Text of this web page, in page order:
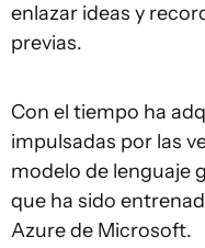
enlazar ideas y
previas.
Con el tiempo ha
impulsadas por las
modelo de lenguaje
que ha sido
Azure de Microsoft.